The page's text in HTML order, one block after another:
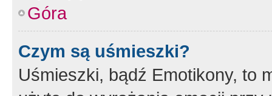
Góra
Czym są uśmieszki?
Uśmieszki, bądź Emotikony, to